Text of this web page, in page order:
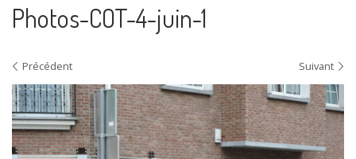
Photos-COT-4-juin-1
Navigation dans les images
Précédent Suivant